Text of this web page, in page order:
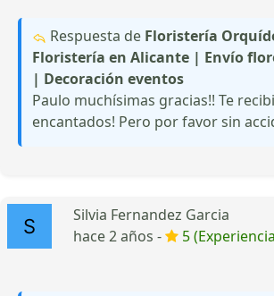
Respuesta de Floristería
Floristería en Alicante | Envío
| Decoración eventos
Paulo muchísimas gracias!! Te
encantados! Pero por favor sin
Silvia Fernandez Garcia
hace 2 años -
5